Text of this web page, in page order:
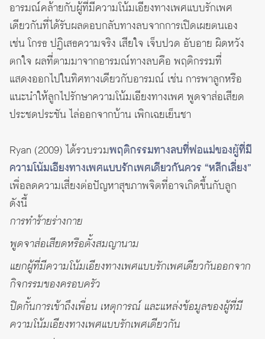
อารมณ์คล้ายกับผู้ที่มีความโน้มเอียงทางเพศแบบรักเพศ
เดียวกันที่ได้รับผลตอบกลับทางลบจากการเปิดเผยตนเอง
เช่น โกรธ ปฏิเสธความจริง เสียใจ เจ็บปวด อับอาย ผิดหวัง
ตกใจ ผลที่ตามมาจากอารมณ์ทางลบคือ พฤติกรรมที่
แสดงออกไปในทิศทางเดียวกับอารมณ์ เช่น การพาลูกหรือ
แนะนำให้ลูกไปรักษาความโน้มเอียงทางเพศ พูดจาส่อเสียด
ประชดประชัน ไล่ออกจากบ้าน เพิกเฉยเย็นชา
Ryan (2009) ได้รวบรวมพฤติกรรมทางลบที่พ่อแม่ของผู้ที่มี
ความโน้มเอียงทางเพศแบบรักเพศเดียวกันควร “หลีกเลี่ยง”
เพื่อลดความเสี่ยงต่อปัญหาสุขภาพจิตที่อาจเกิดขึ้นกับลูก
ดังนี้
การทำร้ายร่างกาย
พูดจาส่อเสียดหรือตั้งสมญานาม
แยกผู้ที่มีความโน้มเอียงทางเพศแบบรักเพศเดียวกันออกจาก
กิจกรรมของครอบครัว
ปิดกั้นการเข้าถึงเพื่อน เหตุการณ์ และแหล่งข้อมูลของผู้ที่มี
ความโน้มเอียงทางเพศแบบรักเพศเดียวกัน